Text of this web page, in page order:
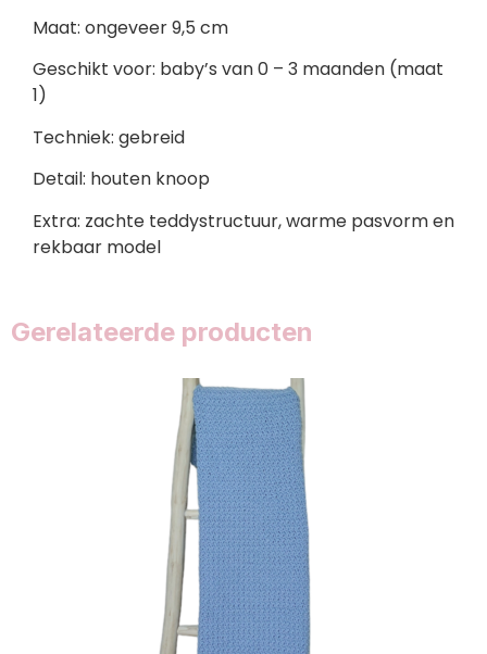
Maat: ongeveer 9,5 cm
Geschikt voor: baby’s van 0 – 3 maanden (maat
1)
Techniek: gebreid
Detail: houten knoop
Extra: zachte teddystructuur, warme pasvorm en
rekbaar model
Gerelateerde producten